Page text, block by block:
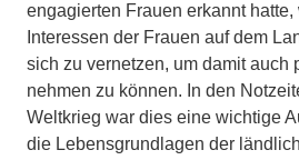
engagierten Frauen erkannt
Interessen der Frauen auf dem
sich zu vernetzen, um damit auch
nehmen zu können. In den
Weltkrieg war dies eine wichtige
die Lebensgrundlagen der